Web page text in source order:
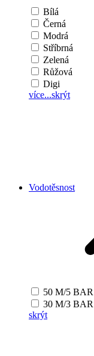
Bílá
Černá
Modrá
Stříbrná
Zelená
Růžová
Digi
více...skrýt
Vodotěsnost
50 M/5 BAR
30 M/3 BAR
skrýt